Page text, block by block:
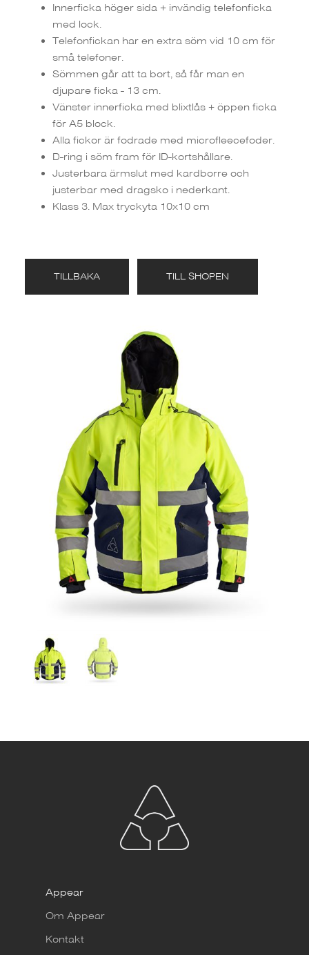
Innerficka höger sida + invändig telefonficka
med lock.
Telefonfickan har en extra söm vid 10 cm för
små telefoner.
Sömmen går att ta bort, så får man en
djupare ficka - 13 cm.
Vänster innerficka med blixtlås + öppen ficka
för A5 block.
Alla fickor är fodrade med microfleecefoder.
D-ring i söm fram för ID-kortshållare.
Justerbara ärmslut med kardborre och
justerbar med dragsko i nederkant.
Klass 3. Max tryckyta 10x10 cm
TILLBAKA TILL SHOPEN
Appear
Om Appear
Kontakt